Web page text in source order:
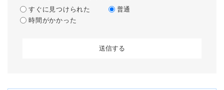
すぐに見つけられた
普通
時間がかかった